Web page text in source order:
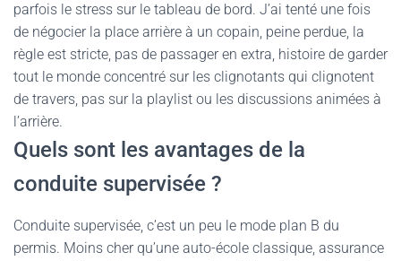
parfois le stress sur le tableau de bord. J’ai tenté une fois
de négocier la place arrière à un copain, peine perdue, la
règle est stricte, pas de passager en extra, histoire de garder
tout le monde concentré sur les clignotants qui clignotent
de travers, pas sur la playlist ou les discussions animées à
l’arrière.
Quels sont les avantages de la
conduite supervisée ?
Conduite supervisée, c’est un peu le mode plan B du
permis. Moins cher qu’une auto-école classique, assurance